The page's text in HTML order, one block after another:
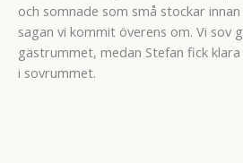
och somnade som små stockar
sagan vi kommit överens om. Vi sov
gästrummet, medan Stefan fick
i sovrummet.